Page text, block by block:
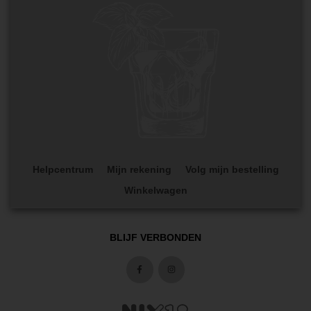
Helpcentrum Mijn rekening
Volg mijn bestelling
Winkelwagen
BLIJF VERBONDEN